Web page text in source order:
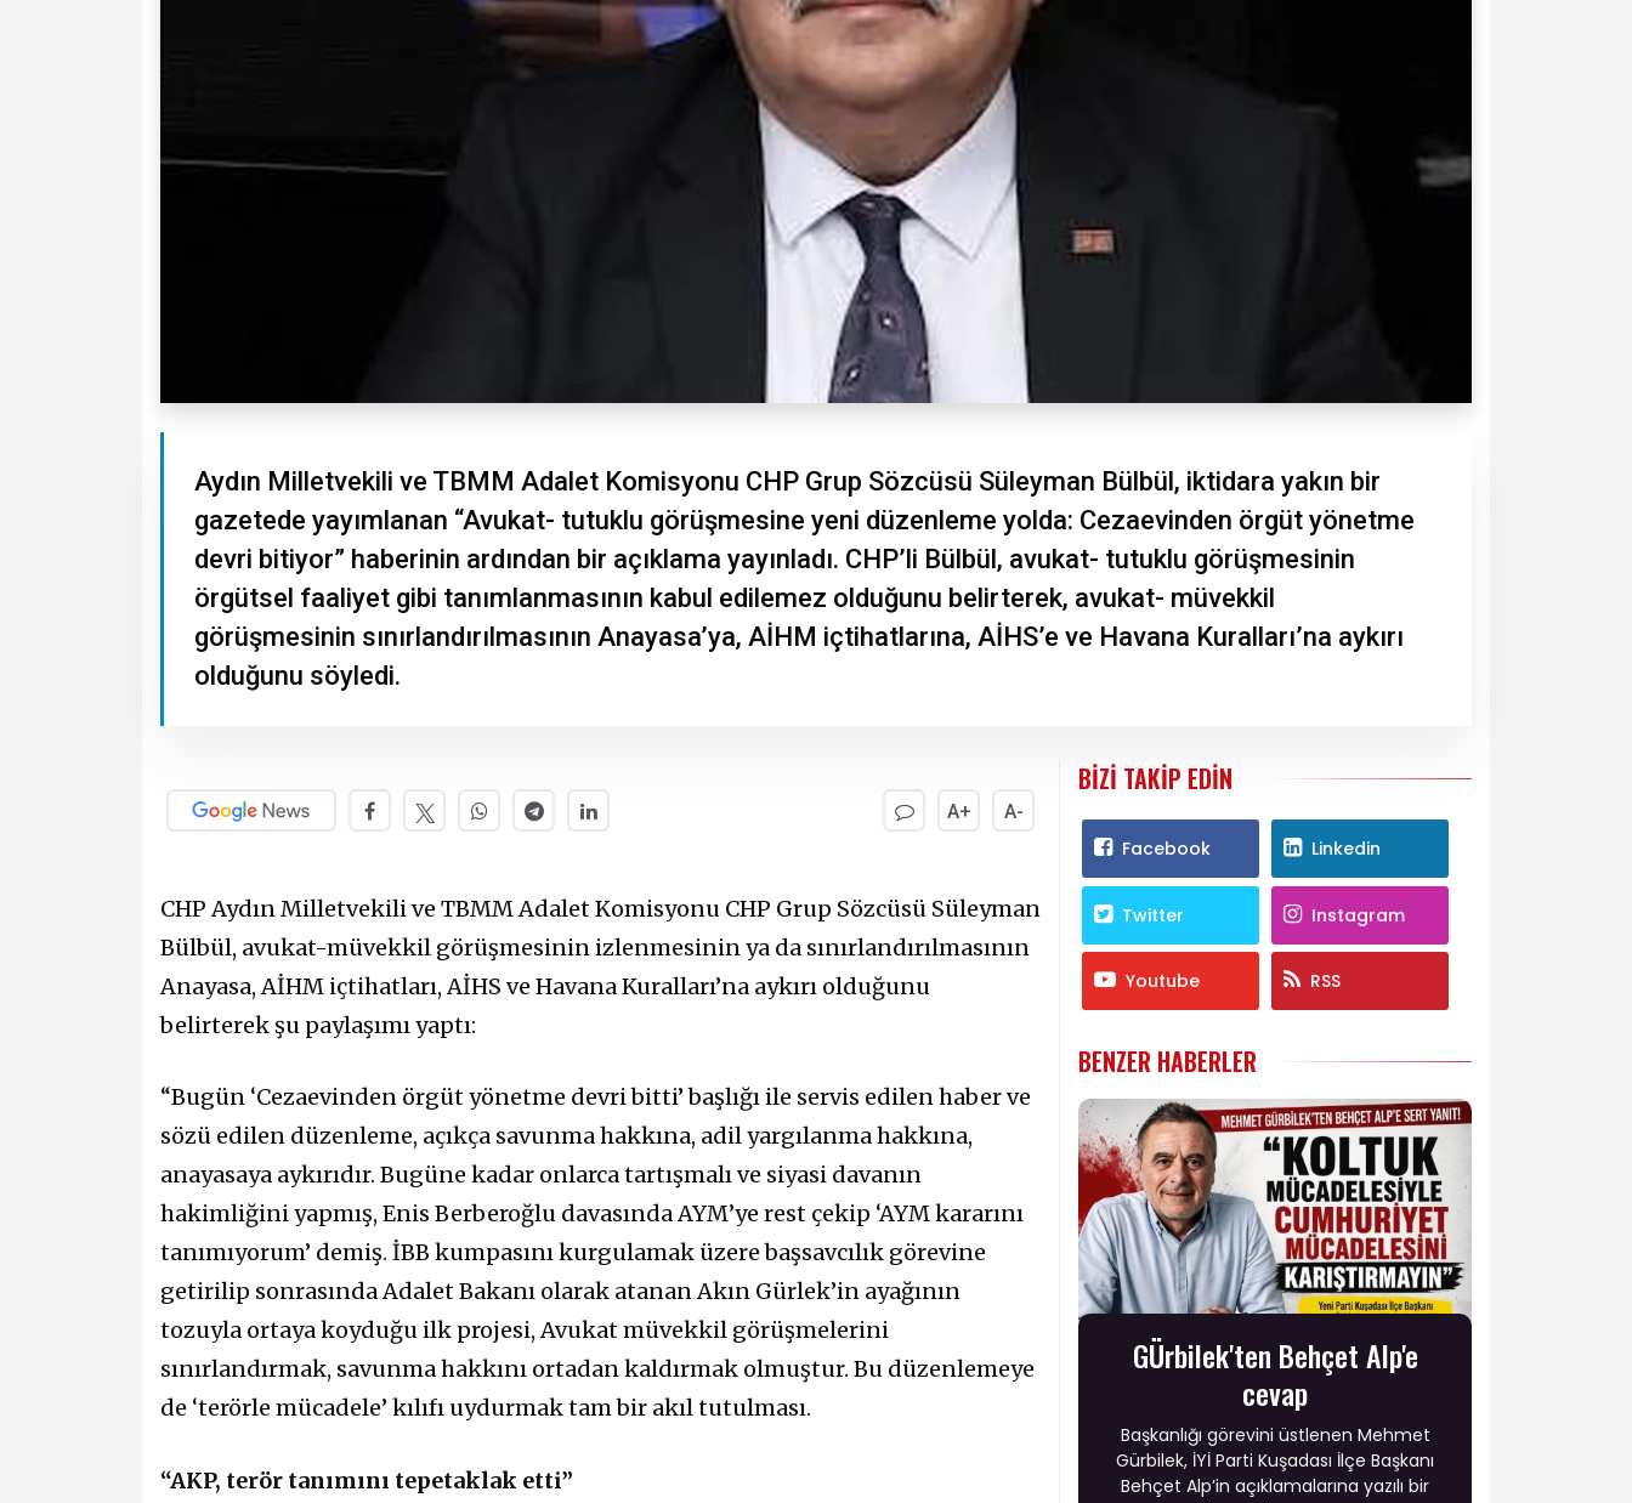
Aydın Milletvekili ve TBMM Adalet Komisyonu CHP Grup Sözcüsü Süleyman Bülbül, iktidara yakın bir
gazetede yayımlanan “Avukat- tutuklu görüşmesine yeni düzenleme yolda: Cezaevinden örgüt yönetme
devri bitiyor” haberinin ardından bir açıklama yayınladı. CHP’li Bülbül, avukat- tutuklu görüşmesinin
örgütsel faaliyet gibi tanımlanmasının kabul edilemez olduğunu belirterek, avukat- müvekkil
görüşmesinin sınırlandırılmasının Anayasa’ya, AİHM içtihatlarına, AİHS’e ve Havana Kuralları’na aykırı
olduğunu söyledi.
A+ A-
CHP Aydın Milletvekili ve TBMM Adalet Komisyonu CHP Grup Sözcüsü Süleyman
Bülbül, avukat-müvekkil görüşmesinin izlenmesinin ya da sınırlandırılmasının
Anayasa, AİHM içtihatları, AİHS ve Havana Kuralları’na aykırı olduğunu
belirterek şu paylaşımı yaptı:
“Bugün ‘Cezaevinden örgüt yönetme devri bitti’ başlığı ile servis edilen haber ve
sözü edilen düzenleme, açıkça savunma hakkına, adil yargılanma hakkına,
anayasaya aykırıdır. Bugüne kadar onlarca tartışmalı ve siyasi davanın
hakimliğini yapmış, Enis Berberoğlu davasında AYM’ye rest çekip ‘AYM kararını
tanımıyorum’ demiş. İBB kumpasını kurgulamak üzere başsavcılık görevine
getirilip sonrasında Adalet Bakanı olarak atanan Akın Gürlek’in ayağının
tozuyla ortaya koyduğu ilk projesi, Avukat müvekkil görüşmelerini
sınırlandırmak, savunma hakkını ortadan kaldırmak olmuştur. Bu düzenlemeye
de ‘terörle mücadele’ kılıfı uydurmak tam bir akıl tutulması.
“AKP, terör tanımını tepetaklak etti”
BIZI TAKIP EDIN
Facebook Linkedin
Twitter Instagram
Youtube RSS
BENZER HABERLER
GÜrbilek'ten Behçet Alp'e
cevap
Başkanlığı görevini üstlenen Mehmet
Gürbilek, İYİ Parti Kuşadası İlçe Başkanı
Behçet Alp’in açıklamalarına yazılı bir